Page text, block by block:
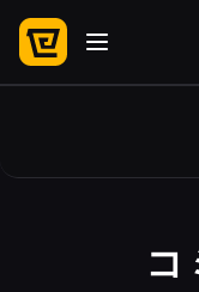
コ